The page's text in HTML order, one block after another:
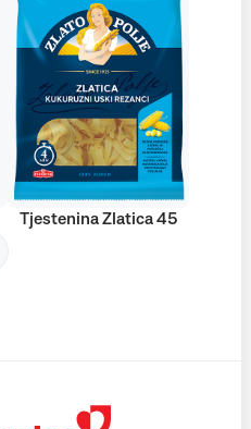
Tjestenina Zlatica 45